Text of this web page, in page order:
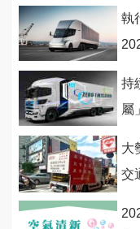
執
持
屬
大
交